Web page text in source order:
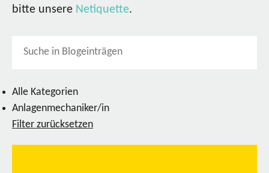
bitte unsere Netiquette.
Alle Kategorien
Anlagenmechaniker/in
Filter zurücksetzen